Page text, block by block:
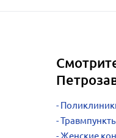
Женские